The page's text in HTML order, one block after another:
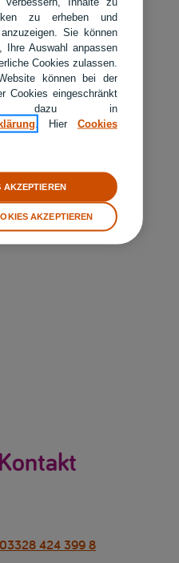
03328 424 399 8
zu erheben und
Sie können
Ihre Auswahl anpassen
Cookies zulassen.
können bei der
Cookies eingeschränkt
dazu in
. Hier Cookies
AKZEPTIEREN
AKZEPTIEREN